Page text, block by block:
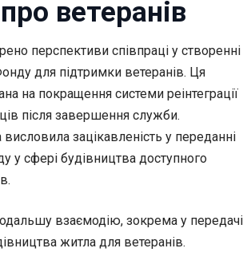
ветеранів
перспективи співпраці у створенні
для підтримки ветеранів. Ця
на покращення системи реінтеграції
після завершення служби.
зацікавленість у переданні
у сфері будівництва доступного
взаємодію, зокрема у передачі
житла для ветеранів.